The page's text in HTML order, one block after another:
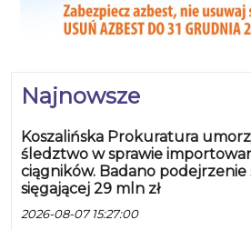
Najnowsze
Koszalińska Prokuratura
śledztwo w sprawie
ciągników. Badano podejrzenie
sięgającej 29 mln zł
2026-08-07 15:27:00